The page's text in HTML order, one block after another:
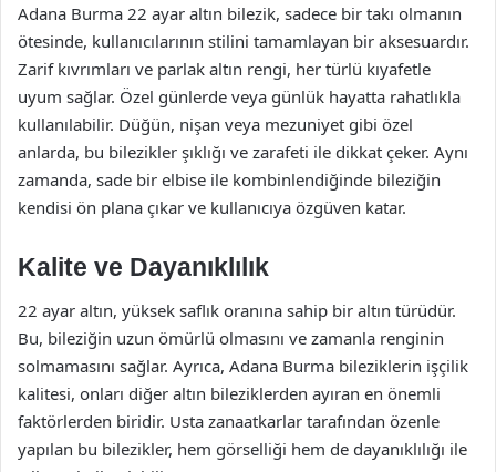
Adana Burma 22 ayar altın bilezik, sadece bir takı olmanın
ötesinde, kullanıcılarının stilini tamamlayan bir aksesuardır.
Zarif kıvrımları ve parlak altın rengi, her türlü kıyafetle
uyum sağlar. Özel günlerde veya günlük hayatta rahatlıkla
kullanılabilir. Düğün, nişan veya mezuniyet gibi özel
anlarda, bu bilezikler şıklığı ve zarafeti ile dikkat çeker. Aynı
zamanda, sade bir elbise ile kombinlendiğinde bileziğin
kendisi ön plana çıkar ve kullanıcıya özgüven katar.
Kalite ve Dayanıklılık
22 ayar altın, yüksek saflık oranına sahip bir altın türüdür.
Bu, bileziğin uzun ömürlü olmasını ve zamanla renginin
solmamasını sağlar. Ayrıca, Adana Burma bileziklerin işçilik
kalitesi, onları diğer altın bileziklerden ayıran en önemli
faktörlerden biridir. Usta zanaatkarlar tarafından özenle
yapılan bu bilezikler, hem görselliği hem de dayanıklılığı ile